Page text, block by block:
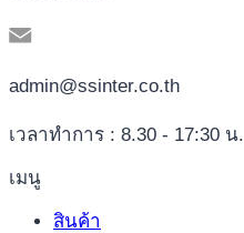
admin@ssinter.co.th
เวลาทำการ : 8.30 - 17:30 น.
เมนู
สินค้า